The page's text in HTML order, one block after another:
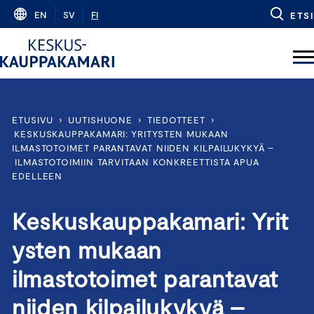
Skip
content
EN SV FI ETSI
ETUSIVU › UUTISHUONE › TIEDOTTEET
›
KESKUSKAUPPAKAMARI: YRITYSTEN MUKAAN
ILMASTOTOIMET PARANTAVAT NIIDEN KILPAILUKYKYÄ –
ILMASTOTOIMIIN TARVITAAN KONKREETTISTA APUA
EDELLEEN
Keskuskauppakamari: Yrit
ysten mukaan
ilmastotoimet parantavat
niiden kilpailukykyä –